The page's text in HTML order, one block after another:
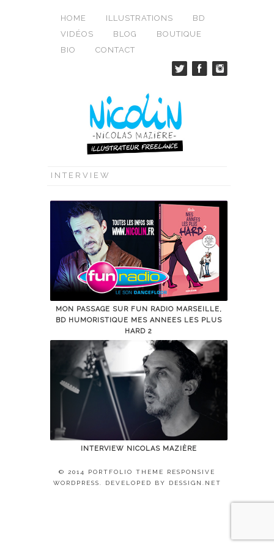
HOME ILLUSTRATIONS
BD
VIDÉOS
BLOG
BOUTIQUE
BIO
CONTACT
INTERVIEW
MON PASSAGE SUR FUN RADIO MARSEILLE,
BD HUMORISTIQUE MES ANNEES LES PLUS
HARD 2
INTERVIEW NICOLAS MAZIÈRE
© 2014 PORTFOLIO THEME RESPONSIVE
WORDPRESS. DEVELOPED BY
DESSIGN.NET